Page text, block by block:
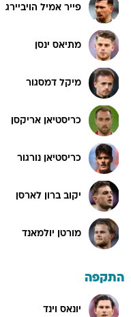
פייר אמיל הויביירג
מתיאס ינסן
מיקל דמסגור
כריסטיאן אריקסן
כריסטיאן נורגור
יקוב ברון לארסן
מורטן יולמאנד
התקפה
יונאס וינד